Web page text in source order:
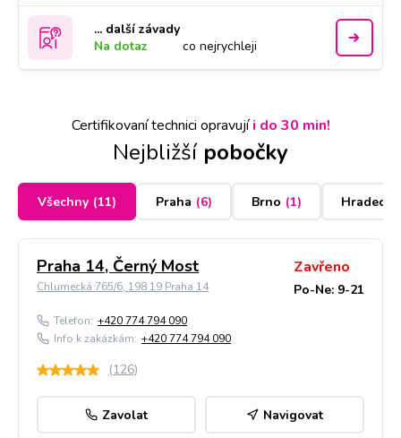
... další závady
Na dotaz
co nejrychleji
Certifikovaní technici opravujíi do 30 min!
Nejbližší pobočky
Všechny (11) Praha (6) Brno (1) Hradec
Praha 14, Černý Most
Chlumecká 765/6, 198 19 Praha 14
Zavřeno
Po-Ne: 9-21
Telefon: +420 774 794 090
Info k zakázkám: +420 774 794 090
(126)
Zavolat Navigovat